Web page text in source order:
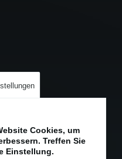
Cookies, um
Treffen Sie
Einstellung.